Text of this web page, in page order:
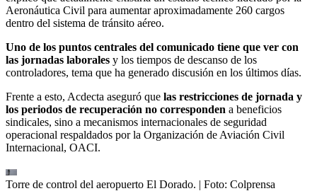
Aeronáutica Civil para aumentar aproximadamente 260 cargos
dentro del sistema de tránsito aéreo.
Uno de los puntos centrales del comunicado tiene que ver con
las jornadas laborales y los tiempos de descanso de los
controladores, tema que ha generado discusión en los últimos días.
Frente a esto, Acdecta aseguró que las restricciones de jornada y
los periodos de recuperación no corresponden a beneficios
sindicales, sino a mecanismos internacionales de seguridad
operacional respaldados por la Organización de Aviación Civil
Internacional, OACI.
Torre de control del aeropuerto El Dorado. | Foto: Colprensa